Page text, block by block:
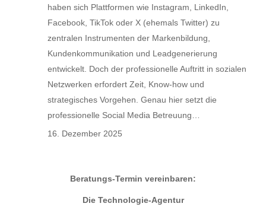
haben sich Plattformen wie Instagram, LinkedIn,
Facebook, TikTok oder X (ehemals Twitter) zu
zentralen Instrumenten der Markenbildung,
Kundenkommunikation und Leadgenerierung
entwickelt. Doch der professionelle Auftritt in sozialen
Netzwerken erfordert Zeit, Know-how und
strategisches Vorgehen. Genau hier setzt die
professionelle Social Media Betreuung…
16. Dezember 2025
Beratungs-Termin vereinbaren:
Die Technologie-Agentur